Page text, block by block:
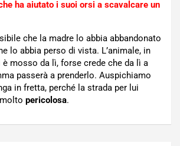
ha aiutato i suoi orsi a scavalcare un
che la madre lo abbia abbandonato
lo abbia perso di vista. L’animale, in
mosso da lì, forse crede che da lì a
passerà a prenderlo. Auspichiamo
in fretta, perché la strada per lui
pericolosa.